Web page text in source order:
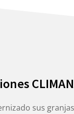
sus granjas